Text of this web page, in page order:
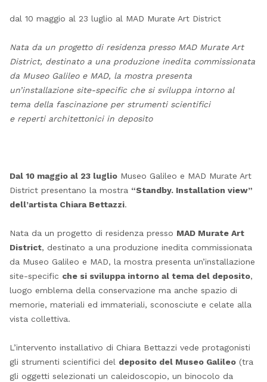
dal 10 maggio al 23 luglio al MAD Murate Art District
Nata da un progetto di residenza presso MAD Murate Art
District, destinato a una produzione inedita commissionata
da Museo Galileo e MAD, la mostra presenta
un’installazione site-specific che si sviluppa intorno al
tema della fascinazione per strumenti scientifici
e reperti architettonici in deposito
Dal 10 maggio al 23 luglioMuseo Galileo e MAD Murate Art
District presentano la mostra “Standby. Installation view”
dell’artista Chiara Bettazzi.
Nata da un progetto di residenza presso MAD Murate Art
District, destinato a una produzione inedita commissionata
da Museo Galileo e MAD, la mostra presenta un’installazione
site-specific che si sviluppa intorno al tema del deposito,
luogo emblema della conservazione ma anche spazio di
memorie, materiali ed immateriali, sconosciute e celate alla
vista collettiva.
L’intervento installativo di Chiara Bettazzi vede protagonisti
gli strumenti scientifici del deposito del Museo Galileo(tra
gli oggetti selezionati un caleidoscopio, un binocolo da